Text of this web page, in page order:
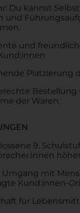
Du kannst
und
und
Platzierung
Bestellung
der Waren
9.
Umgang mit
Kund:innen-
für